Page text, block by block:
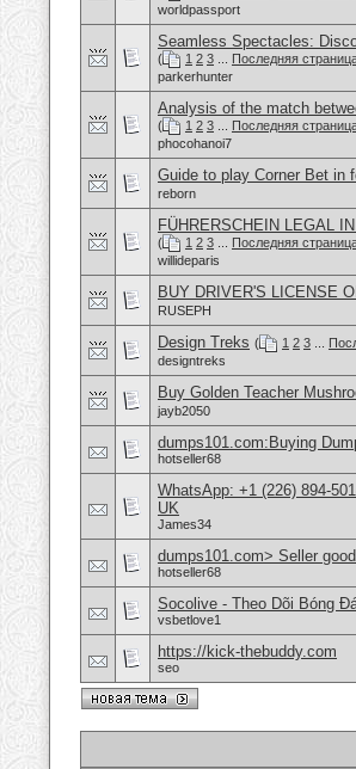
worldpassport
Seamless Spectacles:
( 1 2 3 Последняя
parkerhunter
Analysis of the match
( 1 2 3 Последняя
phocohanoi7
Guide to play Corner Bet in
reborn
FÜHRERSCHEIN LEGAL
( 1 2 3 Последняя
willideparis
BUY DRIVER'S LICENSE
RUSEPH
Design Treks ( 1 2 3
designtreks
Buy Golden Teacher
jayb2050
dumps101.com:Buying
hotseller68
WhatsApp: +1 (226) 894-
UK
James34
dumps101.com> Seller
hotseller68
Socolive - Theo Dõi Bóng
vsbetlove1
https://kick-thebuddy.com
seo